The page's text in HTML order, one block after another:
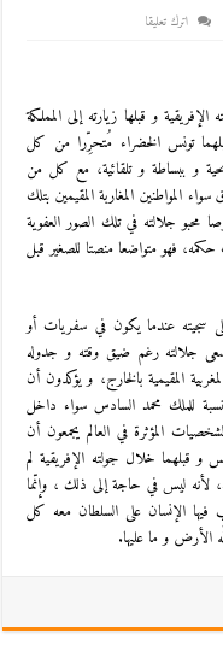
اترك تعليقا
و قبلها زيارته إلى المملكة
تونس الخضراء مُتحرِّرا من كل
و ببساطة و تلقائية، مع كل من
المواطنين المغاربة المقيمين بتلك
محبو جلالته في تلك الصور العفوية
حكمه، فهو متواضعا منصتا للصغير قبل
سجيته عندما يكون في سفريات أو
جلالته رغم ضيق وقته و جدوله
المقيمية بالخارج، و يؤكدون أن
للملك محمد السادس سواء داخل
المؤثرة في العالم يجمعون أن
و قبلهما خلال جولته الإفريقية لم
ليس في حاجة إلى ذلك ، وإنّما
فيها الإنسان على السلطان معه كل
الأرض و ما عليها.